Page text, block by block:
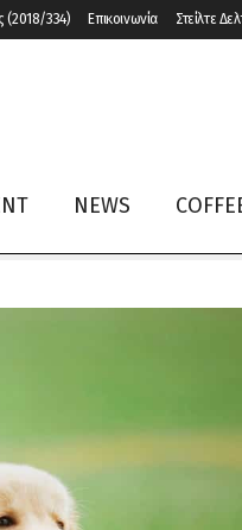
334) Επικοινωνία Στείλτε
NEWS